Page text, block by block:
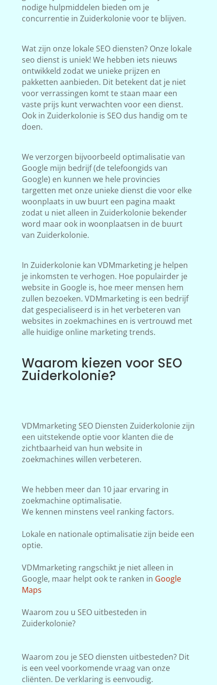
nodige hulpmiddelen bieden om je
concurrentie in Zuiderkolonie voor te blijven.
Wat zijn onze lokale SEO diensten? Onze lokale
seo dienst is uniek! We hebben iets nieuws
ontwikkeld zodat we unieke prijzen en
pakketten aanbieden. Dit betekent dat je niet
voor verrassingen komt te staan maar een
vaste prijs kunt verwachten voor een dienst.
Ook in Zuiderkolonie is SEO dus handig om te
doen.
We verzorgen bijvoorbeeld optimalisatie van
Google mijn bedrijf (de telefoongids van
Google) en kunnen we hele provincies
targetten met onze unieke dienst die voor elke
woonplaats in uw buurt een pagina maakt
zodat u niet alleen in Zuiderkolonie bekender
word maar ook in woonplaatsen in de buurt
van Zuiderkolonie.
In Zuiderkolonie kan VDMmarketing je helpen
je inkomsten te verhogen. Hoe populairder je
website in Google is, hoe meer mensen hem
zullen bezoeken. VDMmarketing is een bedrijf
dat gespecialiseerd is in het verbeteren van
websites in zoekmachines en is vertrouwd met
alle huidige online marketing trends.
Waarom kiezen voor SEO
Zuiderkolonie?
VDMmarketing SEO Diensten Zuiderkolonie zijn
een uitstekende optie voor klanten die de
zichtbaarheid van hun website in
zoekmachines willen verbeteren.
We hebben meer dan 10 jaar ervaring in
zoekmachine optimalisatie.
We kennen minstens veel ranking factors.
Lokale en nationale optimalisatie zijn beide een
optie.
VDMmarketing rangschikt je niet alleen in
Google, maar helpt ook te ranken in Google
Maps
Waarom zou u SEO uitbesteden in
Zuiderkolonie?
Waarom zou je SEO diensten uitbesteden? Dit
is een veel voorkomende vraag van onze
cliënten. De verklaring is eenvoudig.